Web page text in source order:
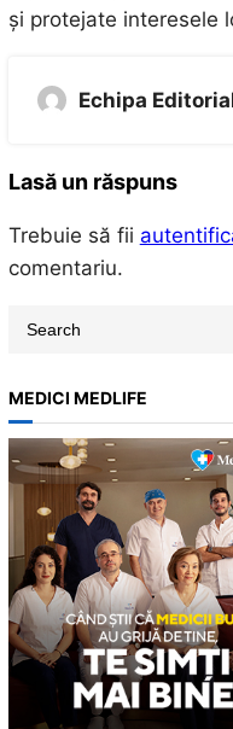
și protejate interesele
Echipa
Lasă un răspuns
Trebuie să fii
comentariu.
r
c
h
MEDICI MEDLIFE